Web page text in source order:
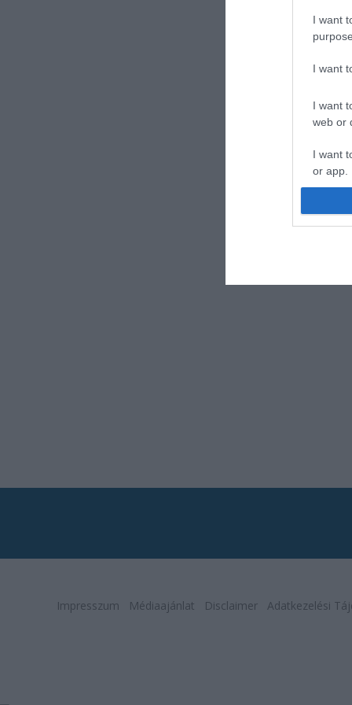
I want
I want
I want
web or
I want
or app.
I want
Impresszum Médiaajánlat Disclaimer Adatkezelési